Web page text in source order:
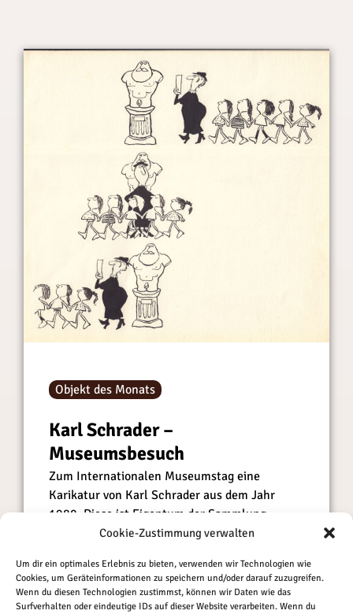
Cookie-Zustimmung verwalten
Um dir ein optimales Erlebnis zu bieten, verwenden wir Technologien wie
Cookies, um Geräteinformationen zu speichern und/oder darauf zuzugreifen.
Wenn du diesen Technologien zustimmst, können wir Daten wie das
Surfverhalten oder eindeutige IDs auf dieser Website verarbeiten. Wenn du
Objekt des Monats
Karl Schrader –
Museumsbesuch
Zum Internationalen Museumstag eine
Karikatur von Karl Schrader aus dem Jahr
1980. Diese ist Eigentum der Sammlung
unserer „Stiftung Museen für Humor und